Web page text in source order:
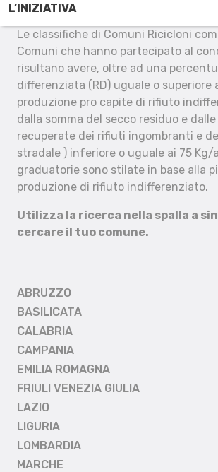
L’INIZIATIVA
Le classifiche di Comuni Ricicloni
Comuni che hanno partecipato al
risultano avere, oltre ad una
differenziata (RD) uguale o superiore
produzione pro capite di rifiuto
dalla somma del secco residuo e
recuperate dei rifiuti ingombranti e
stradale ) inferiore o uguale ai 75
graduatorie sono stilate in base alla
produzione di rifiuto indifferenziato.
Utilizza la ricerca nella spalla a
cercare il tuo comune.
ABRUZZO
BASILICATA
CALABRIA
CAMPANIA
EMILIA ROMAGNA
FRIULI VENEZIA GIULIA
LAZIO
LIGURIA
LOMBARDIA
MARCHE